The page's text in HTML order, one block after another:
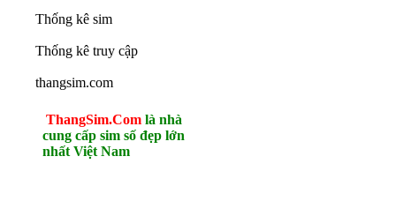
Thống kê sim
Thống kê truy cập
thangsim.com
ThangSim.Com là nhà
cung cấp sim số đẹp lớn
nhất Việt Nam